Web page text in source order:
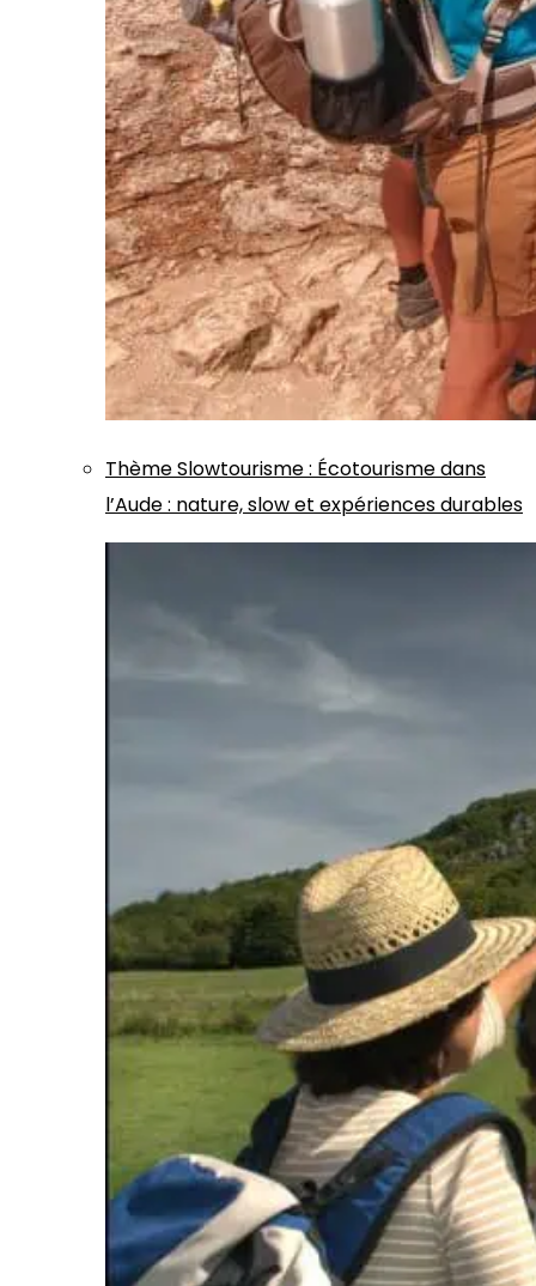
ThèmeSlowtourisme: Écotourisme dans
l’Aude : nature, slow et expériences durables